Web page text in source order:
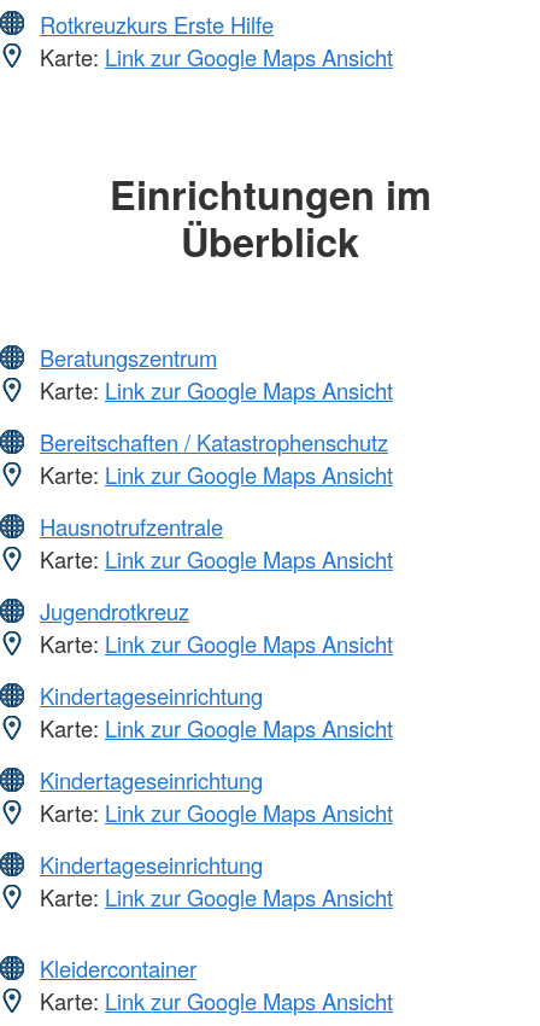
Rotkreuzkurs Erste Hilfe
Karte: Link zur Google Maps Ansicht
Einrichtungen im
Überblick
Beratungszentrum
Karte: Link zur Google Maps Ansicht
Bereitschaften / Katastrophenschutz
Karte: Link zur Google Maps Ansicht
Hausnotrufzentrale
Karte: Link zur Google Maps Ansicht
Jugendrotkreuz
Karte: Link zur Google Maps Ansicht
Kindertageseinrichtung
Karte: Link zur Google Maps Ansicht
Kindertageseinrichtung
Karte: Link zur Google Maps Ansicht
Kindertageseinrichtung
Karte: Link zur Google Maps Ansicht
Kleidercontainer
Karte: Link zur Google Maps Ansicht